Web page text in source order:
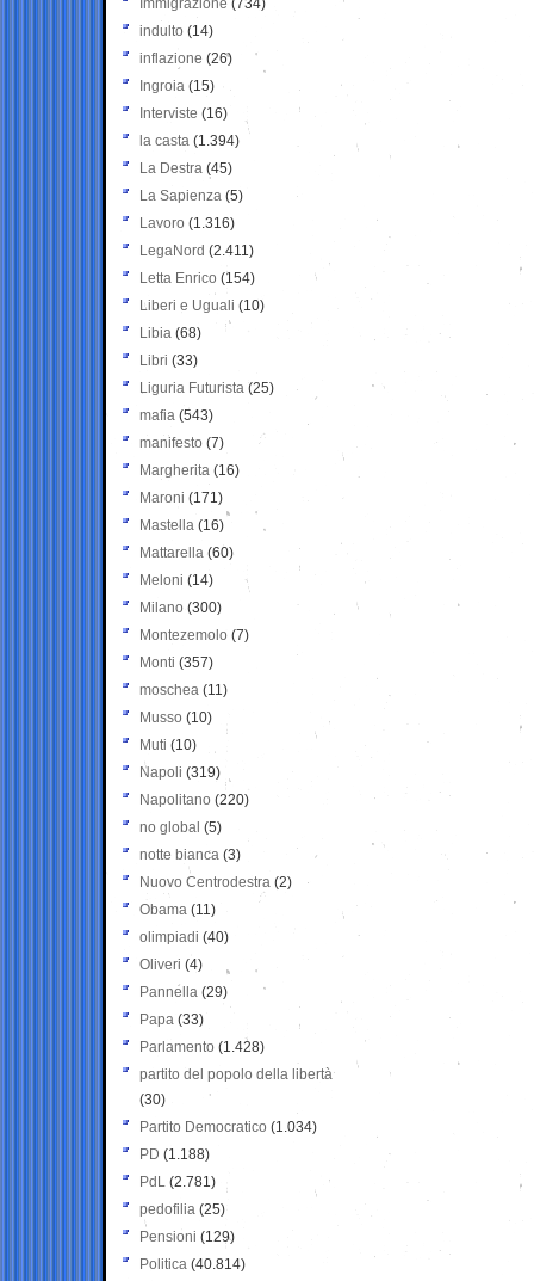
Immigrazione (734)
indulto (14)
inflazione (26)
Ingroia (15)
Interviste (16)
la casta (1.394)
La Destra (45)
La Sapienza (5)
Lavoro (1.316)
LegaNord (2.411)
Letta Enrico (154)
Liberi e Uguali (10)
Libia (68)
Libri (33)
Liguria Futurista (25)
mafia (543)
manifesto (7)
Margherita (16)
Maroni (171)
Mastella (16)
Mattarella (60)
Meloni (14)
Milano (300)
Montezemolo (7)
Monti (357)
moschea (11)
Musso (10)
Muti (10)
Napoli (319)
Napolitano (220)
no global (5)
notte bianca (3)
Nuovo Centrodestra (2)
Obama (11)
olimpiadi (40)
Oliveri (4)
Pannella (29)
Papa (33)
Parlamento (1.428)
partito del popolo della libertà
(30)
Partito Democratico (1.034)
PD (1.188)
PdL (2.781)
pedofilia (25)
Pensioni (129)
Politica (40.814)